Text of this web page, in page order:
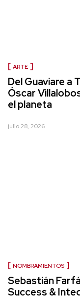
ARTE
Del Guaviare a
Óscar
el planeta
julio 28, 2026
NOMBRAMIENTOS
Sebastián
Success &